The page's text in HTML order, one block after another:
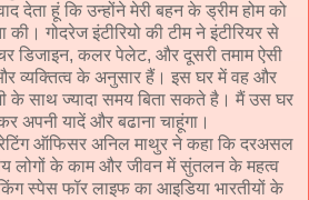
देता हूं कि उन्होंने मेरी बहन के ड्रीम होम को
की। गोदरेज इंटीरियो की टीम ने इंटीरियर से
डिजाइन, कलर पेलेट, और दूसरी तमाम ऐसी
व्यक्तित्व के अनुसार हैं। इस घर में वह और
के साथ ज्यादा समय बिता सकते है। मैं उस घर
अपनी यादें और बढाना चाहूंगा।
ऑफिसर अनिल माथुर ने कहा कि दरअसल
लोगों के काम और जीवन में सुंतलन के महत्व
स्पेस फॉर लाइफ का आइडिया भारतीयों के